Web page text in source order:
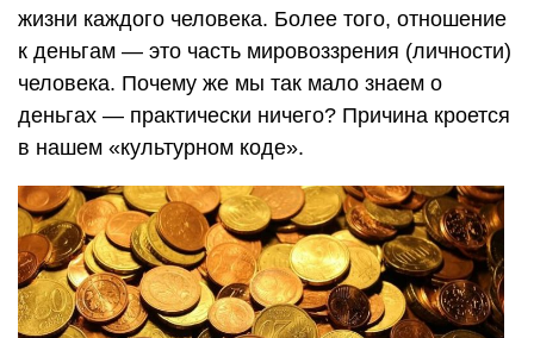
жизни каждого человека. Более того, отношение
к деньгам — это часть мировоззрения (личности)
человека. Почему же мы так мало знаем о
деньгах — практически ничего? Причина кроется
в нашем «культурном коде».